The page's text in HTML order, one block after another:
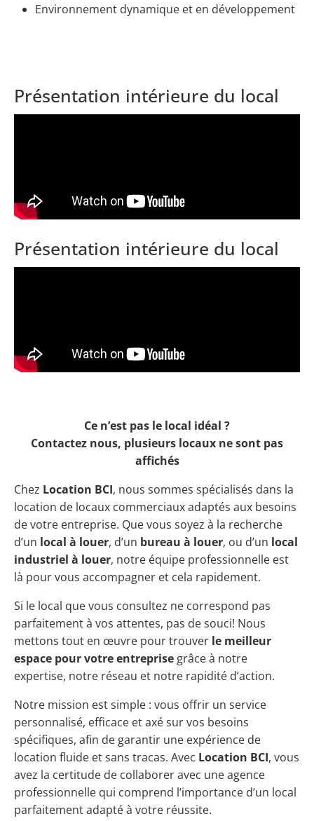
Environnement dynamique et en développement
Présentation intérieure du local
Présentation intérieure du local
Ce n’est pas le local idéal ?
Contactez nous, plusieurs locaux ne sont pas
affichés
Chez Location BCI, nous sommes spécialisés dans la
location de locaux commerciaux adaptés aux besoins
de votre entreprise. Que vous soyez à la recherche
d’un local à louer, d’un bureau à louer, ou d’un local
industriel à louer, notre équipe professionnelle est
là pour vous accompagner et cela rapidement.
Si le local que vous consultez ne correspond pas
parfaitement à vos attentes, pas de souci! Nous
mettons tout en œuvre pour trouver le meilleur
espace pour votre entreprise grâce à notre
expertise, notre réseau et notre rapidité d’action.
Notre mission est simple : vous offrir un service
personnalisé, efficace et axé sur vos besoins
spécifiques, afin de garantir une expérience de
location fluide et sans tracas. Avec Location BCI, vous
avez la certitude de collaborer avec une agence
professionnelle qui comprend l’importance d’un local
parfaitement adapté à votre réussite.